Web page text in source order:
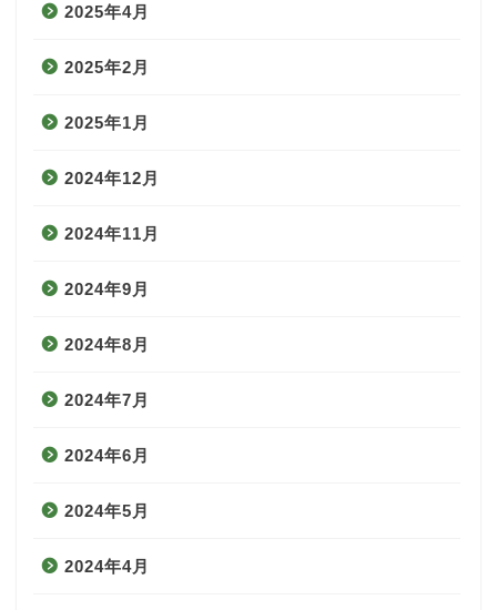
2025年4月
2025年2月
2025年1月
2024年12月
2024年11月
2024年9月
2024年8月
2024年7月
2024年6月
2024年5月
2024年4月